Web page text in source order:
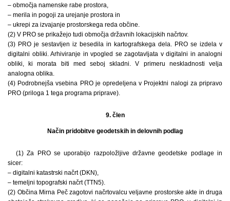
– območja namenske rabe prostora,
– merila in pogoji za urejanje prostora in
– ukrepi za izvajanje prostorskega reda občine.
(2) V PRO se prikažejo tudi območja državnih lokacijskih načrtov.
(3) PRO je sestavljen iz besedila in kartografskega dela. PRO se izdela v
digitalni obliki. Arhiviranje in vpogled se zagotavljata v digitalni in analogni
obliki, ki morata biti med seboj skladni. V primeru neskladnosti velja
analogna oblika.
(4) Podrobnejša vsebina PRO je opredeljena v Projektni nalogi za pripravo
PRO (priloga 1 tega programa priprave).
9. člen
Način pridobitve geodetskih in delovnih podlag
(1) Za PRO se uporabijo razpoložljive državne geodetske podlage in
sicer:
– digitalni katastrski načrt (DKN),
– temeljni topografski načrt (TTN5).
(2) Občina Mirna Peč zagotovi načrtovalcu veljavne prostorske akte in druga